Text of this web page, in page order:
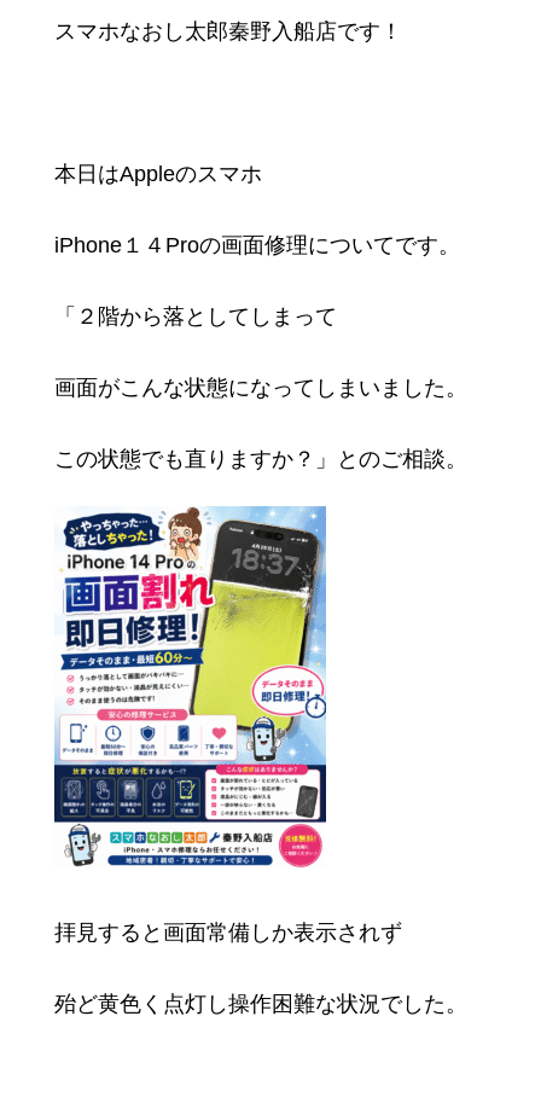
スマホなおし太郎秦野入船店です！
本日はAppleのスマホ
iPhone１４Proの画面修理についてです。
「２階から落としてしまって
画面がこんな状態になってしまいました。
この状態でも直りますか？」とのご相談。
拝見すると画面常備しか表示されず
殆ど黄色く点灯し操作困難な状況でした。